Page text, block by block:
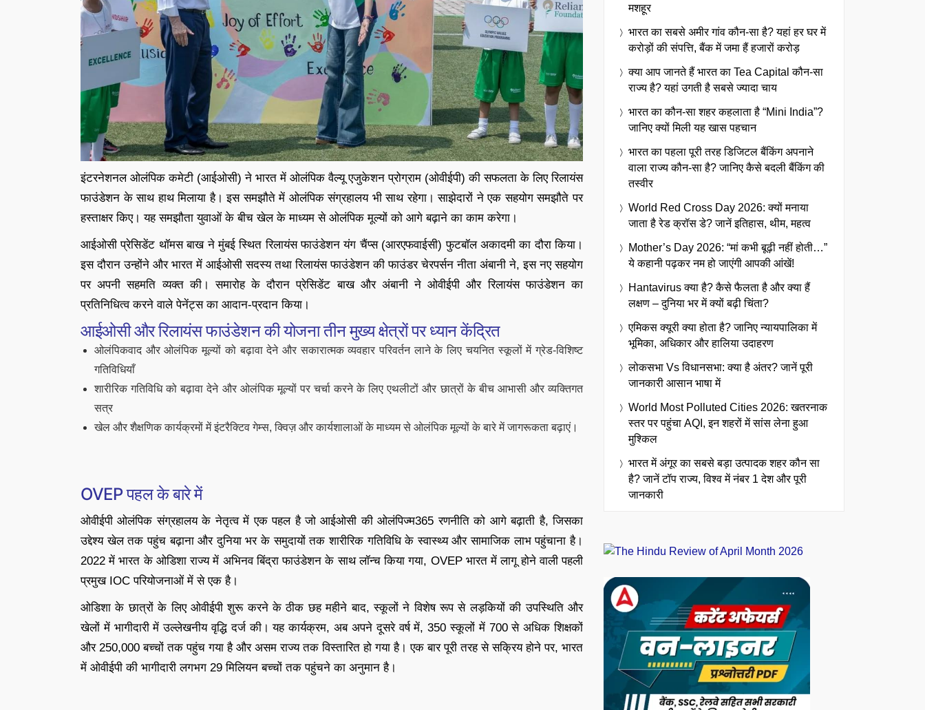
इंटरनेशनल ओलंपिक कमेटी (आईओसी) ने भारत में ओलंपिक वैल्यू एजुकेशन प्रोग्राम (ओवीईपी) की सफलता के लिए रिलायंस
फाउंडेशन के साथ हाथ मिलाया है। इस समझौते में ओलंपिक संग्रहालय भी साथ रहेगा। साझेदारों ने एक सहयोग समझौते पर
हस्ताक्षर किए। यह समझौता युवाओं के बीच खेल के माध्यम से ओलंपिक मूल्यों को आगे बढ़ाने का काम करेगा।
आईओसी प्रेसिडेंट थॉमस बाख ने मुंबई स्थित रिलायंस फाउंडेशन यंग चैंप्स (आरएफवाईसी) फुटबॉल अकादमी का दौरा किया।
इस दौरान उन्होंने और भारत में आईओसी सदस्य तथा रिलायंस फाउंडेशन की फाउंडर चेरपर्सन नीता अंबानी ने, इस नए सहयोग
पर अपनी सहमति व्यक्त की। समारोह के दौरान प्रेसिडेंट बाख और अंबानी ने ओवीईपी और रिलायंस फाउंडेशन का
प्रतिनिधित्व करने वाले पेनेंट्स का आदान-प्रदान किया।
आईओसी और रिलायंस फाउंडेशन की योजना तीन मुख्य क्षेत्रों पर ध्यान केंद्रित
ओलंपिकवाद और ओलंपिक मूल्यों को बढ़ावा देने और सकारात्मक व्यवहार परिवर्तन लाने के लिए चयनित स्कूलों में ग्रेड-विशिष्ट
गतिविधियाँ
शारीरिक गतिविधि को बढ़ावा देने और ओलंपिक मूल्यों पर चर्चा करने के लिए एथलीटों और छात्रों के बीच आभासी और व्यक्तिगत
सत्र
खेल और शैक्षणिक कार्यक्रमों में इंटरैक्टिव गेम्स, क्विज़ और कार्यशालाओं के माध्यम से ओलंपिक मूल्यों के बारे में जागरूकता बढ़ाएं।
OVEP पहल के बारे में
ओवीईपी ओलंपिक संग्रहालय के नेतृत्व में एक पहल है जो आईओसी की ओलंपिज्म365 रणनीति को आगे बढ़ाती है, जिसका
उद्देश्य खेल तक पहुंच बढ़ाना और दुनिया भर के समुदायों तक शारीरिक गतिविधि के स्वास्थ्य और सामाजिक लाभ पहुंचाना है।
2022 में भारत के ओडिशा राज्य में अभिनव बिंद्रा फाउंडेशन के साथ लॉन्च किया गया, OVEP भारत में लागू होने वाली पहली
प्रमुख IOC परियोजनाओं में से एक है।
ओडिशा के छात्रों के लिए ओवीईपी शुरू करने के ठीक छह महीने बाद, स्कूलों ने विशेष रूप से लड़कियों की उपस्थिति और
खेलों में भागीदारी में उल्लेखनीय वृद्धि दर्ज की। यह कार्यक्रम, अब अपने दूसरे वर्ष में, 350 स्कूलों में 700 से अधिक शिक्षकों
और 250,000 बच्चों तक पहुंच गया है और असम राज्य तक विस्तारित हो गया है। एक बार पूरी तरह से सक्रिय होने पर, भारत
में ओवीईपी की भागीदारी लगभग 29 मिलियन बच्चों तक पहुंचने का अनुमान है।
मशहूर
भारत का सबसे अमीर गांव कौन-सा है? यहां हर घर में
करोड़ों की संपत्ति, बैंक में जमा हैं हजारों करोड़
क्या आप जानते हैं भारत का Tea Capital कौन-सा
राज्य है? यहां उगती है सबसे ज्यादा चाय
भारत का कौन-सा शहर कहलाता है “Mini India”?
जानिए क्यों मिली यह खास पहचान
भारत का पहला पूरी तरह डिजिटल बैंकिंग अपनाने
वाला राज्य कौन-सा है? जानिए कैसे बदली बैंकिंग की
तस्वीर
World Red Cross Day 2026: क्यों मनाया
जाता है रेड क्रॉस डे? जानें इतिहास, थीम, महत्व
Mother’s Day 2026: “मां कभी बूढ़ी नहीं होती…”
ये कहानी पढ़कर नम हो जाएंगी आपकी आंखें!
Hantavirus क्या है? कैसे फैलता है और क्या हैं
लक्षण – दुनिया भर में क्यों बढ़ी चिंता?
एमिकस क्यूरी क्या होता है? जानिए न्यायपालिका में
भूमिका, अधिकार और हालिया उदाहरण
लोकसभा Vs विधानसभा: क्या है अंतर? जानें पूरी
जानकारी आसान भाषा में
World Most Polluted Cities 2026: खतरनाक
स्तर पर पहुंचा AQI, इन शहरों में सांस लेना हुआ
मुश्किल
भारत में अंगूर का सबसे बड़ा उत्पादक शहर कौन सा
है? जानें टॉप राज्य, विश्व में नंबर 1 देश और पूरी
जानकारी